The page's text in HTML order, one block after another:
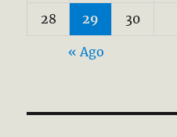
28 29 30
« Ago